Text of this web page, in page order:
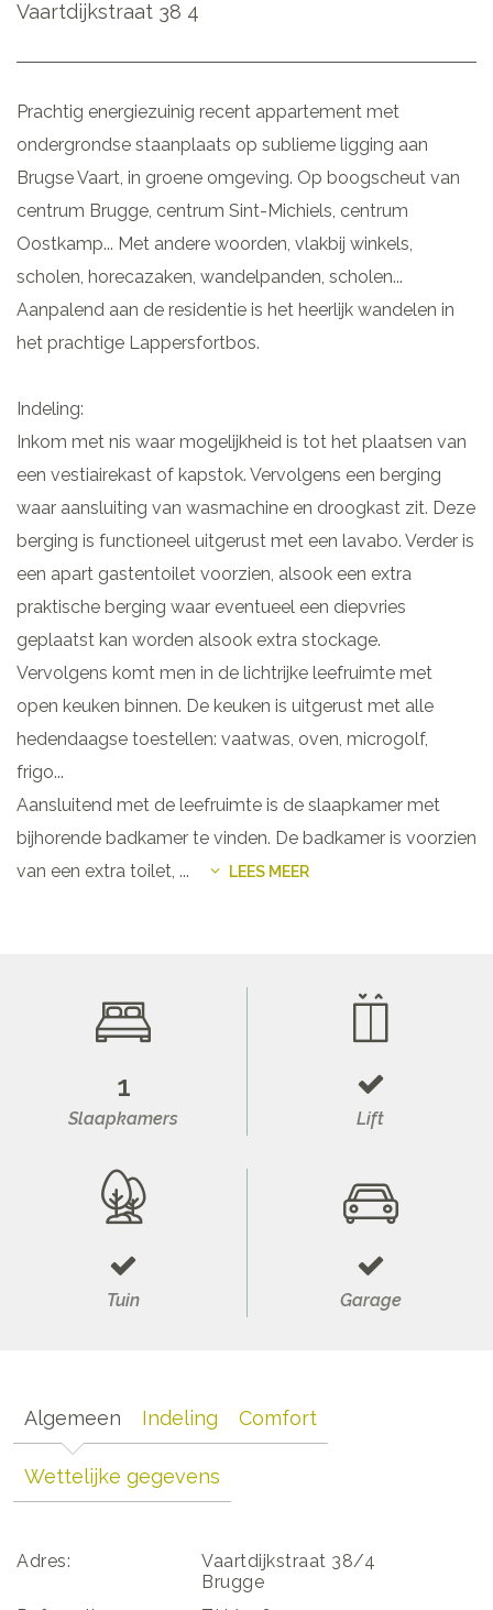
Vaartdijkstraat 38 4
Prachtig energiezuinig recent appartement met
ondergrondse staanplaats op sublieme ligging aan
Brugse Vaart, in groene omgeving. Op boogscheut van
centrum Brugge, centrum Sint-Michiels, centrum
Oostkamp... Met andere woorden, vlakbij winkels,
scholen, horecazaken, wandelpanden, scholen...
Aanpalend aan de residentie is het heerlijk wandelen in
het prachtige Lappersfortbos.
Indeling:
Inkom met nis waar mogelijkheid is tot het plaatsen van
een vestiairekast of kapstok. Vervolgens een berging
waar aansluiting van wasmachine en droogkast zit. Deze
berging is functioneel uitgerust met een lavabo. Verder is
een apart gastentoilet voorzien, alsook een extra
praktische berging waar eventueel een diepvries
geplaatst kan worden alsook extra stockage.
Vervolgens komt men in de lichtrijke leefruimte met
open keuken binnen. De keuken is uitgerust met alle
hedendaagse toestellen: vaatwas, oven, microgolf,
frigo...
Aansluitend met de leefruimte is de slaapkamer met
bijhorende badkamer te vinden. De badkamer is voorzien
van een extra toilet, ... LEES MEER
1
Slaapkamers Lift
Tuin Garage
Algemeen Indeling Comfort
Wettelijke gegevens
Adres:
Vaartdijkstraat 38/4
Brugge